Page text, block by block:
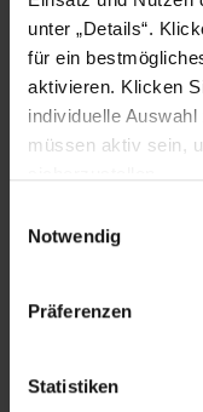
unter „Details“.
für ein
aktivieren. Klicken
individuelle
müssen aktiv sein,
Notwendig
Präferenzen
Statistiken
Vibration
Wir helfen
Informationen,
helfen bei der
Angebot.
Jetzt Angebot